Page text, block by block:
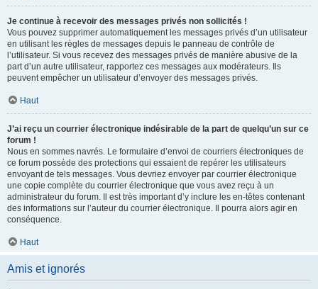
Je continue à recevoir des messages privés non sollicités !
Vous pouvez supprimer automatiquement les messages privés d’un utilisateur
en utilisant les règles de messages depuis le panneau de contrôle de
l’utilisateur. Si vous recevez des messages privés de manière abusive de la
part d’un autre utilisateur, rapportez ces messages aux modérateurs. Ils
peuvent empêcher un utilisateur d’envoyer des messages privés.
Haut
J’ai reçu un courrier électronique indésirable de la part de quelqu’un sur ce
forum !
Nous en sommes navrés. Le formulaire d’envoi de courriers électroniques de
ce forum possède des protections qui essaient de repérer les utilisateurs
envoyant de tels messages. Vous devriez envoyer par courrier électronique
une copie complète du courrier électronique que vous avez reçu à un
administrateur du forum. Il est très important d’y inclure les en-têtes contenant
des informations sur l’auteur du courrier électronique. Il pourra alors agir en
conséquence.
Haut
Amis et ignorés